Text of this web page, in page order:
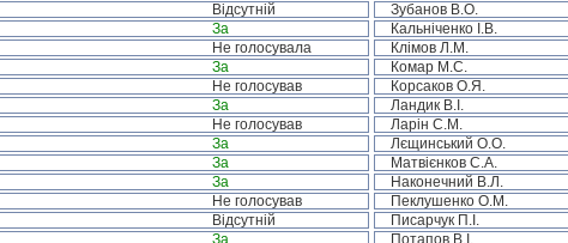
Відсутній Зубанов В.О.
За Кальніченко І.В.
Не голосувала Клімов Л.М.
За Комар М.С.
Не голосував Корсаков О.Я.
За Ландик В.І.
Не голосував Ларін С.М.
За Лєщинський О.О.
За Матвієнков С.А.
За Наконечний В.Л.
Не голосував Пеклушенко О.М.
Відсутній Писарчук П.І.
За Потапов В.І.